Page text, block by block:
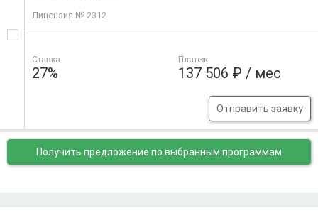
Лицензия № 2312
Ставка
27%
Платеж
137 506 ₽ / мес
Отправить заявку
Получить предложение по выбранным программам